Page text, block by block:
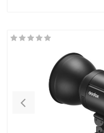
• Система беспроводного
• Оптическая
• Большой, яркий и
Previous